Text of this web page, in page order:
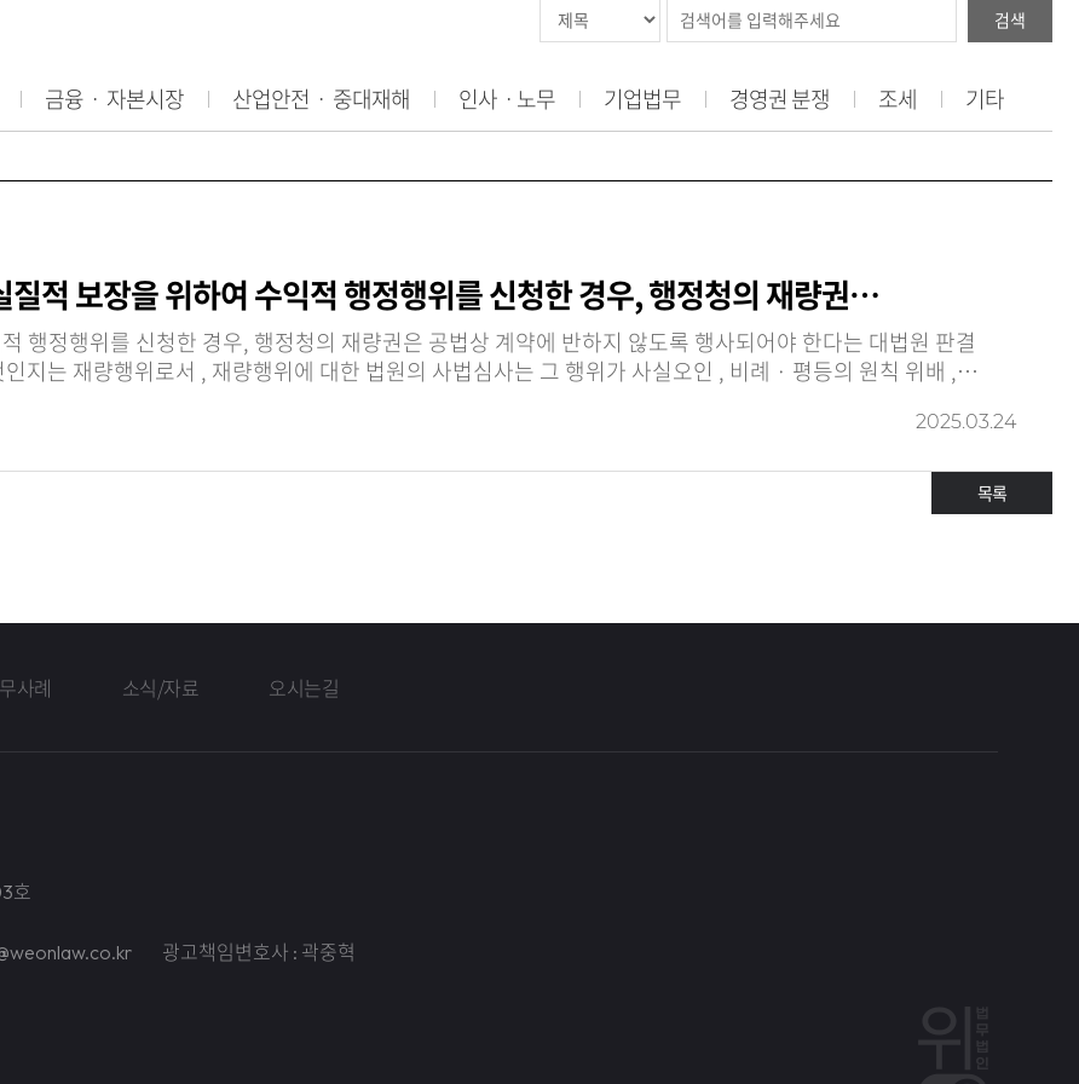
검색
금융ㆍ 자본시장 산업안전ㆍ 중대재해 인사ㆍ노무 기업법무 경영권 분쟁 조세 기타
적 보장을 위하여 수익적 행정행위를 신청한 경우, 행정청의 재량권…
행정행위를 신청한 경우, 행정청의 재량권은 공법상 계약에 반하지 않도록 행사되어야 한다는 대법원 판결
행위가 사실오인 , 비례 · 평등의 원칙 위배 ,
2025.03.24
목록
사례 소식/자료 오시는길
호
광고책임변호사 : 곽중혁